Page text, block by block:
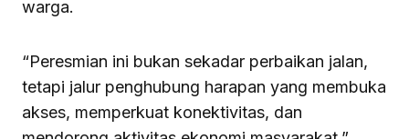
warga.
“Peresmian ini bukan sekadar perbaikan jalan,
tetapi jalur penghubung harapan yang membuka
akses, memperkuat konektivitas, dan